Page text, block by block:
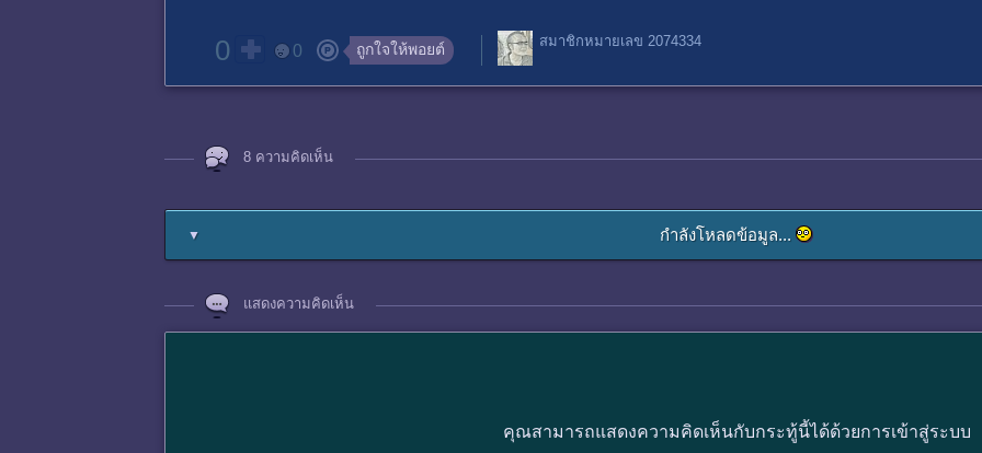
0 0 ถูกใจให้พอยต์ สมาชิกหมายเลข 2074334
8 ความคิดเห็น
▼ กำลังโหลดข้อมูล...
แสดงความคิดเห็น
คุณสามารถแสดงความคิดเห็นกับกระทู้นี้ได้ด้วยการเข้าสู่ระบบ